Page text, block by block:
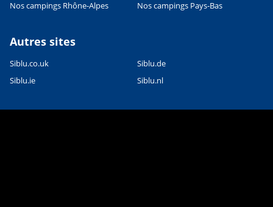
Nos campings Rhône-Alpes
Nos campings Pays-Bas
Autres sites
Siblu.co.uk
Siblu.de
Siblu.ie
Siblu.nl